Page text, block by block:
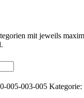
mit jeweils
005-003-005 Kategorie: